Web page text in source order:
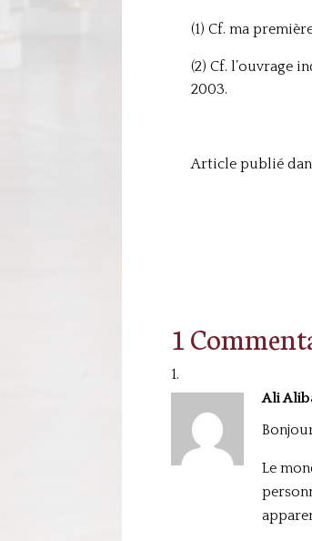
(1) Cf. ma
(2) Cf. l’ouvrage
2003.
Article publié
1
Ali
Le